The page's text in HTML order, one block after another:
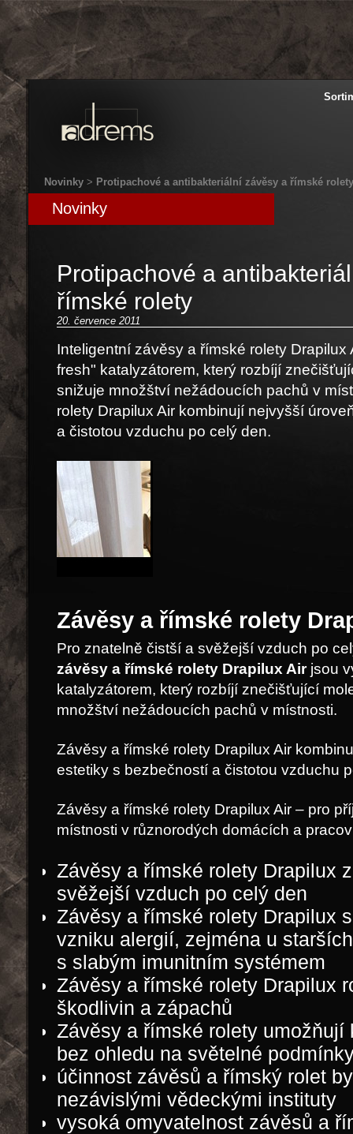
Adrems
Rolety
Praha
Novinky > Protipachové a antibakteriální závěsy a římské rolety
Novinky
Protipachové a
římské rolety
20. července 2011
Inteligentní závěsy a římské rolety Drapilux
fresh" katalyzátorem, který rozbíjí
snižuje množštví nežádoucích pachů v
rolety Drapilux Air kombinují nejvyšší
a čistotou vzduchu po celý den.
Závěsy a římské rolety
Pro znatelně čistší a svěžejší vzduch po
závěsy a římské rolety Drapilux Airjsou
katalyzátorem, který rozbíjí znečišťující
množštví nežádoucích pachů v místnosti.
Závěsy a římské rolety Drapilux Air
estetiky s bezbečností a čistotou vzduchu
Závěsy a římské rolety Drapilux Air – pro
místnosti v různorodých domácích a
Závěsy a římské rolety Drapilux
svěžejší vzduch po celý den
Závěsy a římské rolety Drapilux
vzniku alergií, zejména u
s slabým imunitním systémem
Závěsy a římské rolety Drapilux
škodlivin a zápachů
Závěsy a římské rolety umožňují
bez ohledu na světelné
účinnost závěsů a římský rolet
nezávislými vědeckými instituty
vysoká omyvatelnost závěsů a